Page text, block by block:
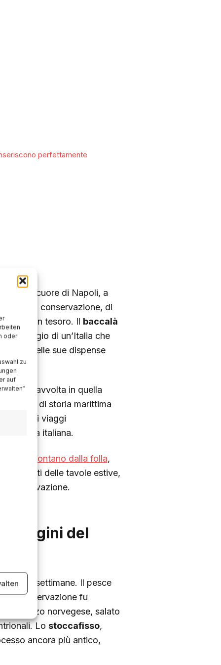
oder
zu
auf
perfettamente
nel cuore di Napoli, a
di conservazione, di
pesce in tesoro. Il baccalà
di un’Italia che
mare nelle sue dispense
calda, avvolta in quella
pezzo di storia marittima
di viaggi
cucina italiana.
interne lontano dalla folla,
assoluti delle tavole estive,
e innovazione.
origini del
per settimane. Il pesce
la conservazione fu
merluzzo norvegese, salato
Lo stoccafisso,
ancora più antico,